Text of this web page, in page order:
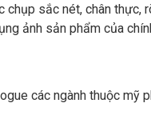
chụp sắc nét, chân thực,
ảnh sản phẩm của
các ngành thuộc mỹ